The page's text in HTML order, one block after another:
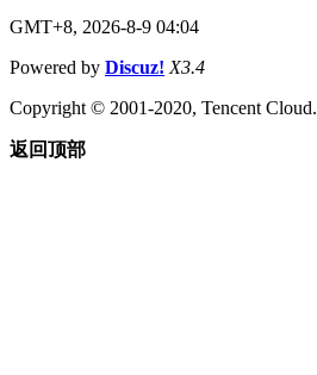
GMT+8, 2026-8-9 04:04
Powered by Discuz! X3.4
Copyright © 2001-2020, Tencent Cloud.
返回顶部